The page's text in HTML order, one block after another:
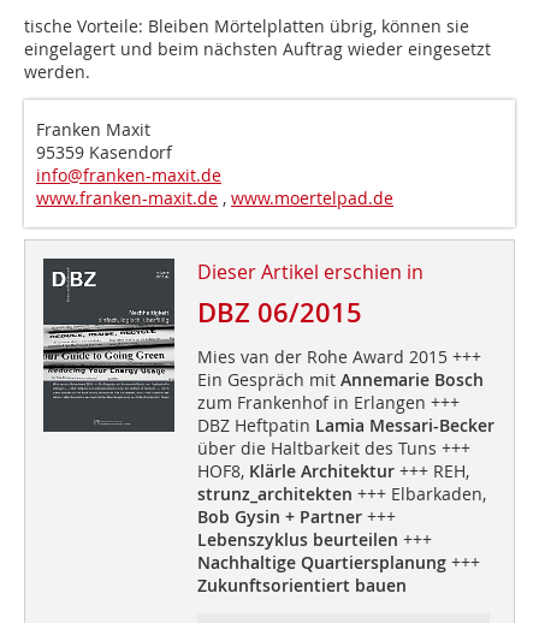
tische Vorteile: Bleiben Mörtelplatten übrig, können sie
eingelagert und beim nächsten Auftrag wieder eingesetzt
werden.
Franken Maxit
95359 Kasendorf
info@franken-maxit.de
www.franken-maxit.de , www.moertelpad.de
Dieser Artikel erschien in
DBZ 06/2015
Mies van der Rohe Award 2015 +++
Ein Gespräch mit Annemarie Bosch
zum Frankenhof in Erlangen +++
DBZ Heftpatin Lamia Messari-Becker
über die Haltbarkeit des Tuns +++
HOF8, Klärle Architektur+++ REH,
strunz_architekten +++ Elbarkaden,
Bob Gysin + Partner+++
Lebenszyklus beurteilen +++
Nachhaltige Quartiersplanung+++
Zukunftsorientiert bauen